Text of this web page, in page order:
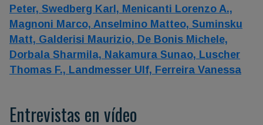
Peter, Swedberg Karl, Menicanti Lorenzo A.,
Magnoni Marco, Anselmino Matteo, Suminsku
Matt, Galderisi Maurizio, De Bonis Michele,
Dorbala Sharmila, Nakamura Sunao, Luscher
Thomas F., Landmesser Ulf, Ferreira Vanessa
Entrevistas en vídeo